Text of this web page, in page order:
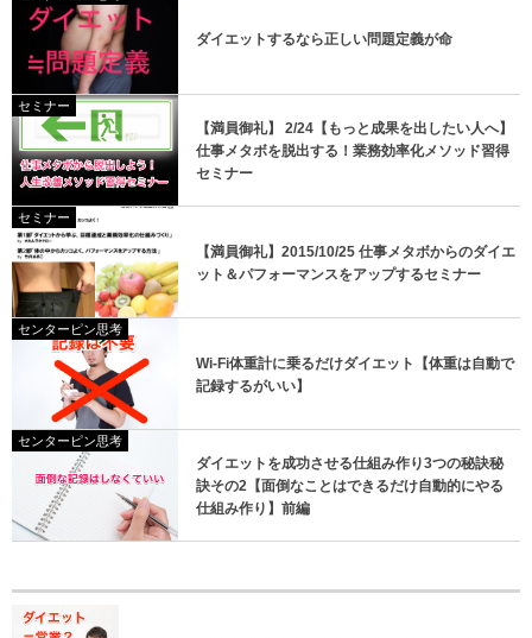
ダイエットするなら正しい問題定義が命
セミナー
【満員御礼】 2/24【もっと成果を出したい人へ】
仕事メタボを脱出する！業務効率化メソッド習得
セミナー
セミナー
【満員御礼】2015/10/25 仕事メタボからのダイエ
ット＆パフォーマンスをアップするセミナー
センターピン思考
Wi-Fi体重計に乗るだけダイエット【体重は自動で
記録するがいい】
センターピン思考
ダイエットを成功させる仕組み作り3つの秘訣秘
訣その2【面倒なことはできるだけ自動的にやる
仕組み作り】前編